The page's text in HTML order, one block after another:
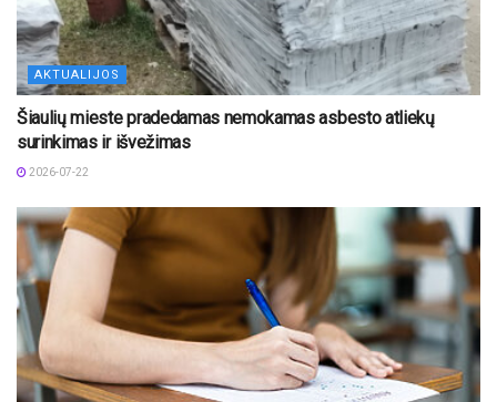
AKTUALIJOS
Šiaulių mieste pradedamas nemokamas asbesto atliekų
surinkimas ir išvežimas
2026-07-22